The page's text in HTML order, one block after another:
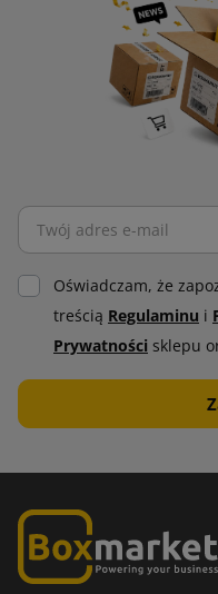
Oświadczam, że
treścią Regulaminu i
Prywatności sklepu